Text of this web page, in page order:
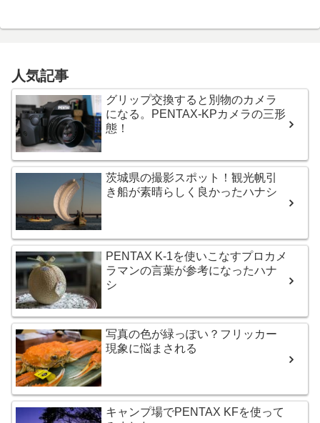
人気記事
グリップ交換すると別物のカメラ
になる。PENTAX-KPカメラの三形
態！
茨城県の撮影スポット！観光帆引
き船が素晴らしく良かったハナシ
PENTAX K-1を使いこなすプロカメ
ラマンの言葉が参考になったハナ
シ
写真の色が緑っぽい？フリッカー
現象に悩まされる
キャンプ場でPENTAX KFを使って